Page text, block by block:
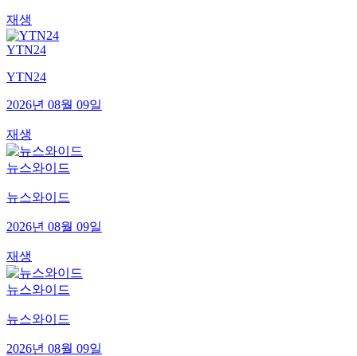
재생
YTN24
YTN24
2026년 08월 09일
재생
뉴스와이드
뉴스와이드
2026년 08월 09일
재생
뉴스와이드
뉴스와이드
2026년 08월 09일